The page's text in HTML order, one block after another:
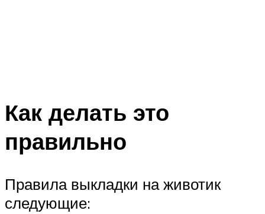
Как делать это
правильно
Правила выкладки на животик
следующие: